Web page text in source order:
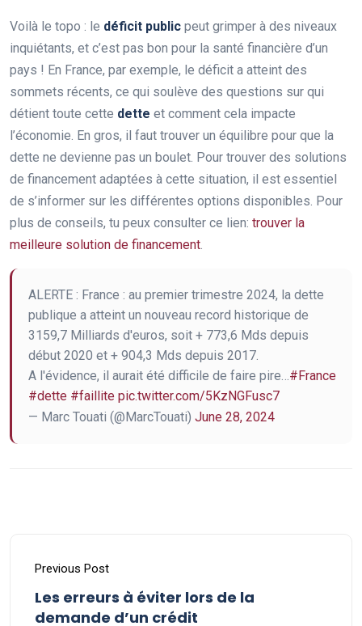
Voilà le topo : le déficit public peut grimper à des niveaux
inquiétants, et c’est pas bon pour la santé financière d’un
pays ! En France, par exemple, le déficit a atteint des
sommets récents, ce qui soulève des questions sur qui
détient toute cette dette et comment cela impacte
l’économie. En gros, il faut trouver un équilibre pour que la
dette ne devienne pas un boulet. Pour trouver des solutions
de financement adaptées à cette situation, il est essentiel
de s’informer sur les différentes options disponibles. Pour
plus de conseils, tu peux consulter ce lien: trouver la
meilleure solution de financement.
ALERTE : France : au premier trimestre 2024, la dette
publique a atteint un nouveau record historique de
3159,7 Milliards d'euros, soit + 773,6 Mds depuis
début 2020 et + 904,3 Mds depuis 2017.
A l'évidence, il aurait été difficile de faire pire…#France
#dette #faillite pic.twitter.com/5KzNGFusc7
— Marc Touati (@MarcTouati) June 28, 2024
Previous Post
Les erreurs à éviter lors de la
demande d’un crédit